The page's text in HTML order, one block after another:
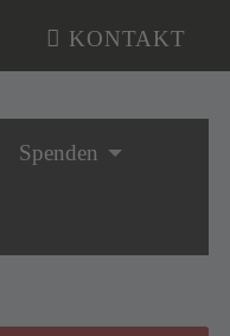
KONTAKT
Spenden